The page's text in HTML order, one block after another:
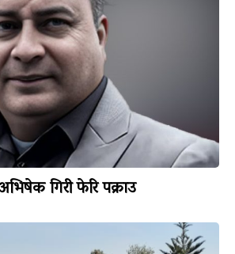
गिरी फेरि पक्राउ